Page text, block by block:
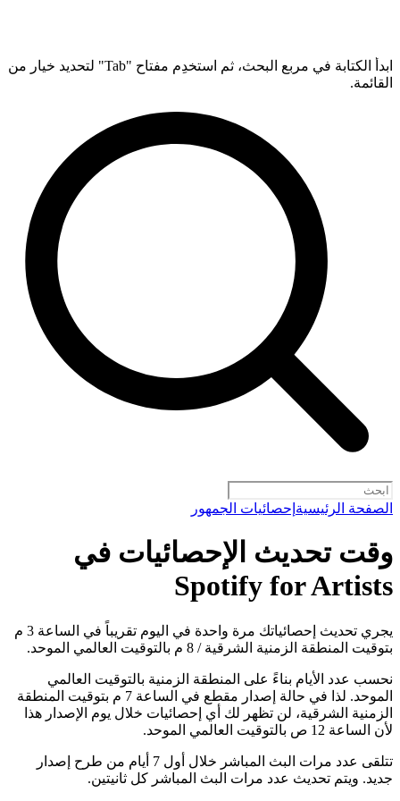
ابدأ الكتابة في مربع البحث، ثم استخدِم مفتاح "Tab" لتحديد خيار من
القائمة.
الصفحة الرئيسية إحصائيات الجمهور
وقت تحديث الإحصائيات في
Spotify for Artists
يجري تحديث إحصائياتك مرة واحدة في اليوم تقريباً في الساعة 3 م
بتوقيت المنطقة الزمنية الشرقية / 8 م بالتوقيت العالمي الموحد.
نحسب عدد الأيام بناءً على المنطقة الزمنية بالتوقيت العالمي
الموحد. لذا في حالة إصدار مقطع في الساعة 7 م بتوقيت المنطقة
الزمنية الشرقية، لن تظهر لك أي إحصائيات خلال يوم الإصدار هذا
لأن الساعة 12 ص بالتوقيت العالمي الموحد.
تتلقى عدد مرات البث المباشر خلال أول 7 أيام من طرح إصدار
جديد. ويتم تحديث عدد مرات البث المباشر كل ثانيتين.